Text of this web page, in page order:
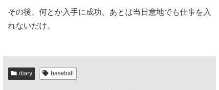
その後、何とか入手に成功。あとは当日意地でも仕事を入
れないだけ。
diary baseball